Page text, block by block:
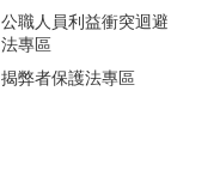
公職人員利益衝突迴避
法專區
揭弊者保護法專區